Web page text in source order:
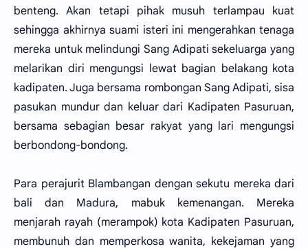
benteng. Akan tetapi pihak musuh terlampau kuat
sehingga akhirnya suami isteri ini mengerahkan tenaga
mereka untuk melindungi Sang Adipati sekeluarga yang
melarikan diri mengungsi lewat bagian belakang kota
kadipaten. Juga bersama rombongan Sang Adipati, sisa
pasukan mundur dan keluar dari Kadipaten Pasuruan,
bersama sebagian besar rakyat yang lari mengungsi
berbondong-bondong.
Para perajurit Blambangan dengan sekutu mereka dari
bali dan Madura, mabuk kemenangan. Mereka
menjarah rayah (merampok) kota Kadipaten Pasuruan,
membunuh dan memperkosa wanita, kekejaman yang